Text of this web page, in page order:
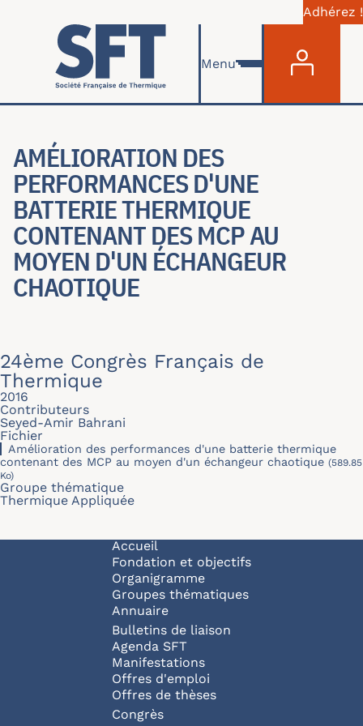
Aller au contenu principal
Adhérez !
Menu
AMÉLIORATION DES
PERFORMANCES D'UNE
BATTERIE THERMIQUE
CONTENANT DES MCP AU
MOYEN D'UN ÉCHANGEUR
CHAOTIQUE
24ème Congrès Français de
Thermique
2016
Contributeurs
Seyed-Amir Bahrani
Fichier
Amélioration des performances d'une batterie thermique
contenant des MCP au moyen d'un échangeur chaotique (589.85
Ko)
Groupe thématique
Thermique Appliquée
Navigation principale
Accueil
Fondation et objectifs
Organigramme
Groupes thématiques
Annuaire
Bulletins de liaison
Agenda SFT
Manifestations
Offres d'emploi
Offres de thèses
Congrès